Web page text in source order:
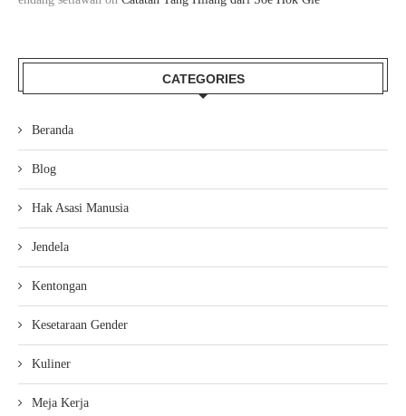
CATEGORIES
Beranda
Blog
Hak Asasi Manusia
Jendela
Kentongan
Kesetaraan Gender
Kuliner
Meja Kerja